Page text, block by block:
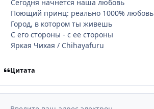
Сегодня начнется наша любовь
Поющий принц: реально 1000% любовь
Город, в котором ты живешь
С его стороны - с ее стороны
Яркая Чихая / Chihayafuru
Цитата